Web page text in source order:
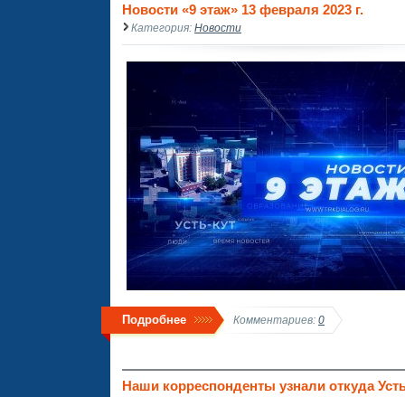
Новости «9 этаж» 13 февраля 2023 г.
Категория: Новости
Подробнее Комментариев: 0
Наши корреспонденты узнали откуда